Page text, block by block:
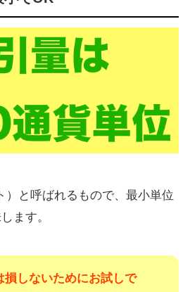
）と呼ばれるもので、最小単位
ます。
損しないためにお試しで